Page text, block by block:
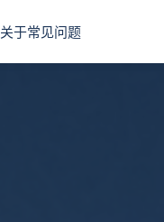
关于常见问题